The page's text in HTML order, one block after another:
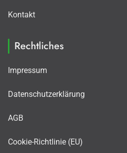
Kontakt
Rechtliches
Impressum
Datenschutzerklärung
AGB
Cookie-Richtlinie (EU)